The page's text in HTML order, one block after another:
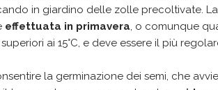
in giardino delle zolle precoltivate.
effettuata in primavera, o comunque
ai 15°C, e deve essere il più
la germinazione dei semi, che